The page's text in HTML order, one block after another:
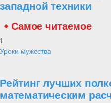
западной техники
Самое читаемое
1
Уроки мужества
Рейтинг лучших
математическим